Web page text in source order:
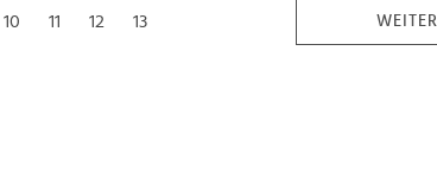
10 11 12 13 WEITER